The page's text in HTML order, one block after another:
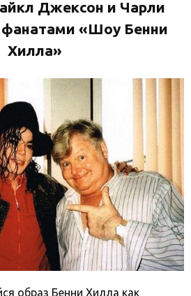
Джексон и Чарли
«Шоу Бенни
Хилла»
образ Бенни Хилла как